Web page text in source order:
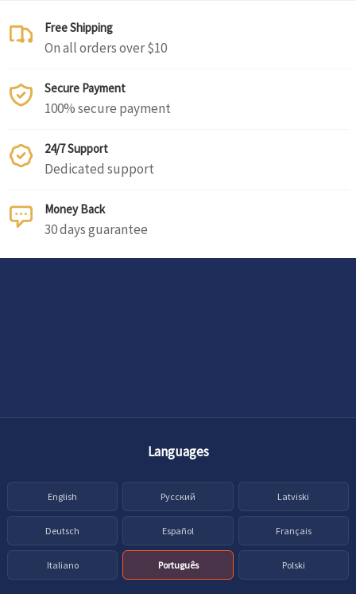
Free Shipping
On all orders over $10
Secure Payment
100% secure payment
24/7 Support
Dedicated support
Money Back
30 days guarantee
Languages
English Русский Latviski
Deutsch Español Français
Italiano Português Polski